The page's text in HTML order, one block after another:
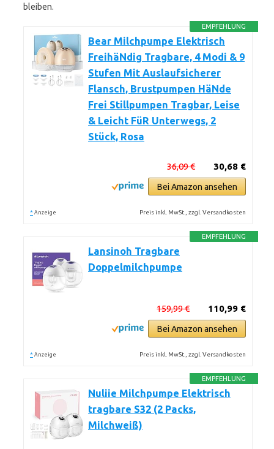
bleiben.
EMPFEHLUNG
Bear Milchpumpe Elektrisch
FreihäNdig Tragbare, 4 Modi & 9
Stufen Mit Auslaufsicherer
Flansch, Brustpumpen HäNde
Frei Stillpumpen Tragbar, Leise
& Leicht FüR Unterwegs, 2
Stück, Rosa
30,68 €
36,09 €
Bei Amazon ansehen
* Anzeige Preis inkl. MwSt., zzgl. Versandkosten
EMPFEHLUNG
Lansinoh Tragbare
Doppelmilchpumpe
110,99 €
159,99 €
Bei Amazon ansehen
* Anzeige Preis inkl. MwSt., zzgl. Versandkosten
EMPFEHLUNG
Nuliie Milchpumpe Elektrisch
tragbare S32 (2 Packs,
Milchweiß)